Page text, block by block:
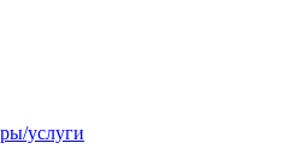
услуги